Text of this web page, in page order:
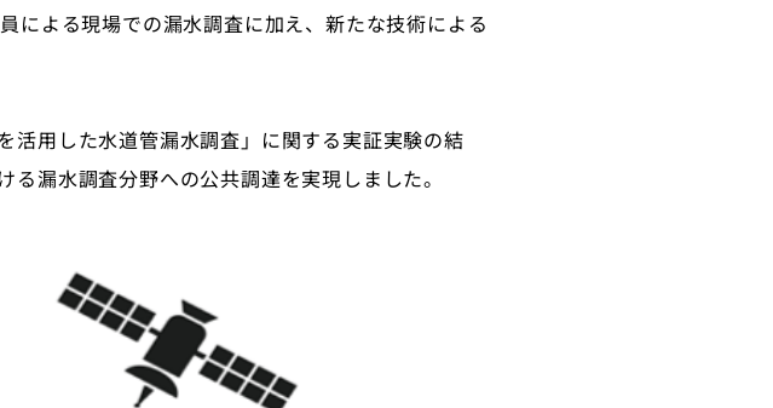
による現場での漏水調査に加え、新たな技術による
活用した水道管漏水調査」に関する実証実験の結
漏水調査分野への公共調達を実現しました。